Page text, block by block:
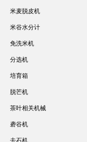
米麦脱皮机
米谷水分计
免洗米机
分选机
培育箱
脱芒机
茶叶相关机械
砻谷机
去石机